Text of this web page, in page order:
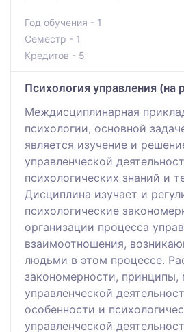
Год обучения - 1
Семестр - 1
Кредитов - 5
Психология управления (на
Междисциплинарная
психологии, основной
является изучение и
управленческой
психологических знаний и
Дисциплина изучает и
психологические
организации процесса
взаимоотношения,
людьми в этом процессе.
закономерности, принципы,
управленческой
особенности и
управленческой